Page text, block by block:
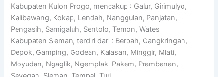
Kabupaten Kulon Progo, mencakup : Galur, Girimulyo,
Kalibawang, Kokap, Lendah, Nanggulan, Panjatan,
Pengasih, Samigaluh, Sentolo, Temon, Wates
Kabupaten Sleman, terdiri dari : Berbah, Cangkringan,
Depok, Gamping, Godean, Kalasan, Minggir, Mlati,
Moyudan, Ngaglik, Ngemplak, Pakem, Prambanan,